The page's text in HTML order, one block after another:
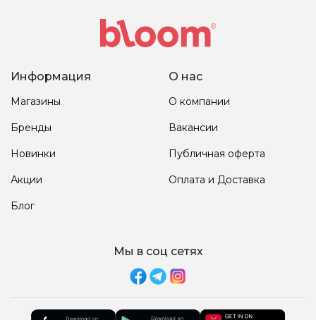
Информация
Магазины
Бренды
Новинки
Акции
Блог
О нас
О компании
Вакансии
Публичная оферта
Оплата и Доставка
Мы в соц сетях